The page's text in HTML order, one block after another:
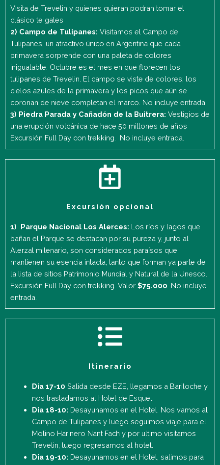
Visita de Trevelin y quienes quieran podran tomar el
clásico te gales
2) Campo de Tulipanes: Visitamos el Campo de
Tulipanes, un atractivo único en Argentina que cada
primavera sorprende con una paleta de colores
inigualable. Octubre es el mes en que florecen los
tulipanes de Trevelin. El campo se viste de colores; los
cielos azules de la primavera y los picos que aún se
coronan de nieve completan el marco. No incluye entrada.
3) Piedra Parada y Cañadón de la Buitrera: Vestigios de
una erupción volcánica de hace 50 millones de años
Excursión Full Day con trekking. No incluye entrada.
Excursión opcional
1) Parque Nacional Los Alerces: Los ríos y lagos que
bañan el Parque se destacan por su pureza y, junto al
Alerzal milenario, son considerados paraísos que
mantienen su esencia intacta, tanto que forman ya parte de
la lista de sitios Patrimonio Mundial y Natural de la Unesco.
Excursión Full Day con trekking. Valor $75.000 . No incluye
entrada.
Itinerario
Dia 17-10 Salida desde EZE, llegamos a Bariloche y
nos trasladamos al Hotel de Esquel.
Dia 18-10: Desayunamos en el Hotel. Nos vamos al
Campo de Tulipanes y luego seguimos viaje para el
Molino Harinero Nant Fach y por ultimo visitamos
Trevelin, luego regresamos al hotel.
Dia 19-10: Desayunamos en el Hotel, salimos para